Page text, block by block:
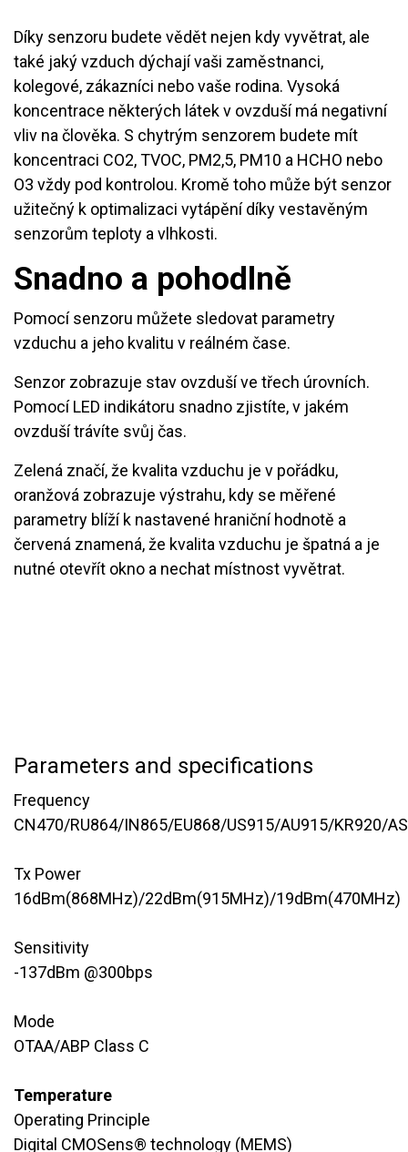
Díky senzoru budete vědět nejen kdy vyvětrat, ale
také jaký vzduch dýchají vaši zaměstnanci,
kolegové, zákazníci nebo vaše rodina. Vysoká
koncentrace některých látek v ovzduší má negativní
vliv na člověka. S chytrým senzorem budete mít
koncentraci CO2, TVOC, PM2,5, PM10 a HCHO nebo
O3 vždy pod kontrolou. Kromě toho může být senzor
užitečný k optimalizaci vytápění díky vestavěným
senzorům teploty a vlhkosti.
Snadno a pohodlně
Pomocí senzoru můžete sledovat parametry
vzduchu a jeho kvalitu v reálném čase.
Senzor zobrazuje stav ovzduší ve třech úrovních.
Pomocí LED indikátoru snadno zjistíte, v jakém
ovzduší trávíte svůj čas.
Zelená značí, že kvalita vzduchu je v pořádku,
oranžová zobrazuje výstrahu, kdy se měřené
parametry blíží k nastavené hraniční hodnotě a
červená znamená, že kvalita vzduchu je špatná a je
nutné otevřít okno a nechat místnost vyvětrat.
Parameters and specifications
Frequency
CN470/RU864/IN865/EU868/US915/AU915/KR920/
Tx Power ​
16dBm(868MHz)/22dBm(915MHz)/19dBm(470MHz)
Sensitivity
-137dBm @300bps
Mode
OTAA/ABP Class C
Temperature
Operating Principle
Digital CMOSens® technology (MEMS)